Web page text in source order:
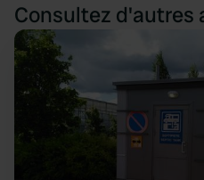
Consultez d'autres